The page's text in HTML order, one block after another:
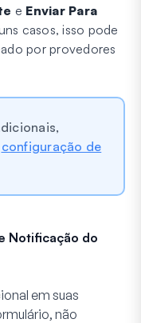
e Enviar Para
casos, isso pode
por provedores
configuração de
Notificação do
em suas
não